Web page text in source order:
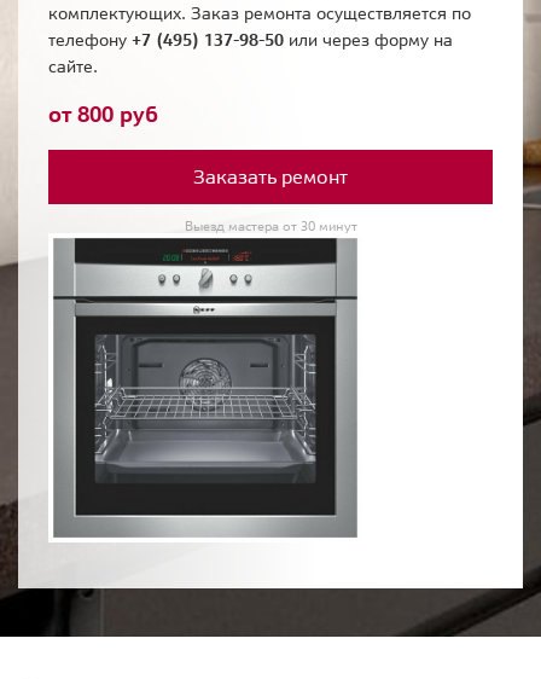
комплектующих. Заказ ремонта осуществляется по
телефону +7 (495) 137-98-50 или через форму на
сайте.
от 800 руб
Заказать ремонт
Выезд мастера от 30 минут